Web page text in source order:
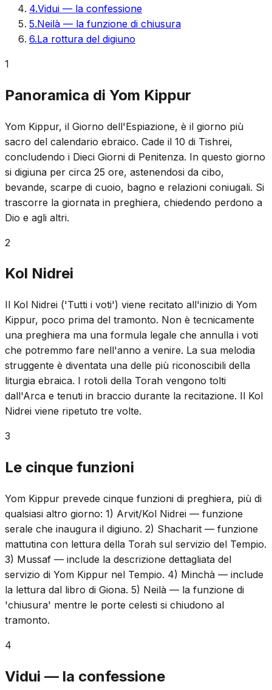
4.Vidui — la confessione
5.Neilà — la funzione di chiusura
6.La rottura del digiuno
1
Panoramica di Yom Kippur
Yom Kippur, il Giorno dell'Espiazione, è il giorno più
sacro del calendario ebraico. Cade il 10 di Tishrei,
concludendo i Dieci Giorni di Penitenza. In questo giorno
si digiuna per circa 25 ore, astenendosi da cibo,
bevande, scarpe di cuoio, bagno e relazioni coniugali. Si
trascorre la giornata in preghiera, chiedendo perdono a
Dio e agli altri.
2
Kol Nidrei
Il Kol Nidrei ('Tutti i voti') viene recitato all'inizio di Yom
Kippur, poco prima del tramonto. Non è tecnicamente
una preghiera ma una formula legale che annulla i voti
che potremmo fare nell'anno a venire. La sua melodia
struggente è diventata una delle più riconoscibili della
liturgia ebraica. I rotoli della Torah vengono tolti
dall'Arca e tenuti in braccio durante la recitazione. Il Kol
Nidrei viene ripetuto tre volte.
3
Le cinque funzioni
Yom Kippur prevede cinque funzioni di preghiera, più di
qualsiasi altro giorno: 1) Arvit/Kol Nidrei — funzione
serale che inaugura il digiuno. 2) Shacharit — funzione
mattutina con lettura della Torah sul servizio del Tempio.
3) Mussaf — include la descrizione dettagliata del
servizio di Yom Kippur nel Tempio. 4) Minchà — include
la lettura dal libro di Giona. 5) Neilà — la funzione di
'chiusura' mentre le porte celesti si chiudono al
tramonto.
4
Vidui — la confessione